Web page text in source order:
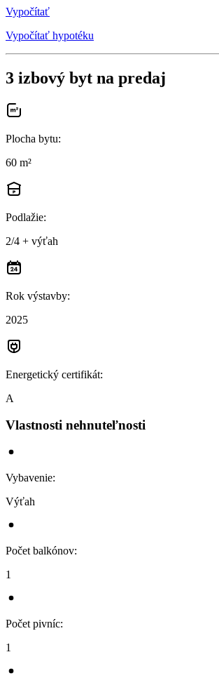
Vypočítať
Vypočítať hypotéku
3 izbový byt na predaj
Plocha bytu:
60 m²
Podlažie:
2/4 + výťah
Rok výstavby:
2025
Energetický certifikát:
A
Vlastnosti nehnuteľnosti
Vybavenie:
Výťah
Počet balkónov:
1
Počet pivníc:
1